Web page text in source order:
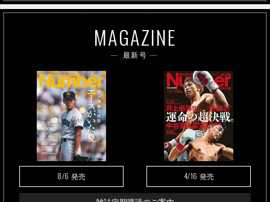
MAGAZINE
最新号
8/6 発売 4/16 発売